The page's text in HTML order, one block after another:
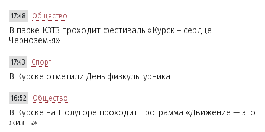
17:48 Общество
В парке КЗТЗ проходит фестиваль «Курск – сердце
Черноземья»
17:43 Спорт
В Курске отметили День физкультурника
16:52 Общество
В Курске на Полугоре проходит программа «Движение — это
жизнь»